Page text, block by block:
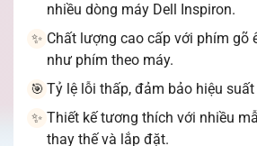
nhiều dòng máy Dell Inspiron.
✨ Chất lượng cao cấp với phím gõ
như phím theo máy.
🎯 Tỷ lệ lỗi thấp, đảm bảo hiệu
✨ Thiết kế tương thích với nhiều
thay thế và lắp đặt.